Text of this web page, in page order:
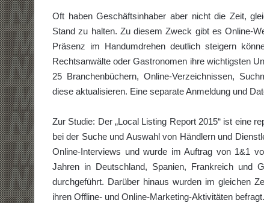
Oft haben Geschäftsinhaber aber nicht die Zeit,
Stand zu halten. Zu diesem Zweck gibt es Online-
Präsenz im Handumdrehen deutlich steigern
Rechtsanwälte oder Gastronomen ihre wichtigsten
25 Branchenbüchern, Online-Verzeichnissen,
diese aktualisieren. Eine separate Anmeldung und
Zur Studie: Der „Local Listing Report 2015“ ist eine
bei der Suche und Auswahl von Händlern und
Online-Interviews und wurde im Auftrag von 1&1
Jahren in Deutschland, Spanien, Frankreich und
durchgeführt. Darüber hinaus wurden im gleichen
ihren Offline- und Online-Marketing-Aktivitäten befragt.